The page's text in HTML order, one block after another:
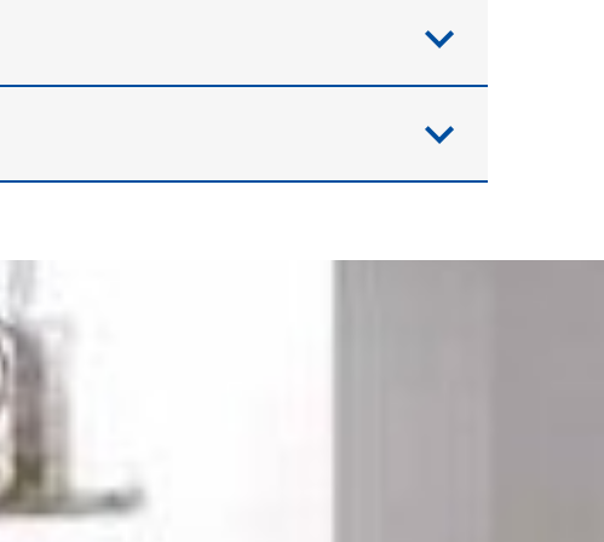
sauber saniert werden?
für den couragierten Semi-Profi
Besonders beliebt ist der
alle relevanten Fragen unter 03745